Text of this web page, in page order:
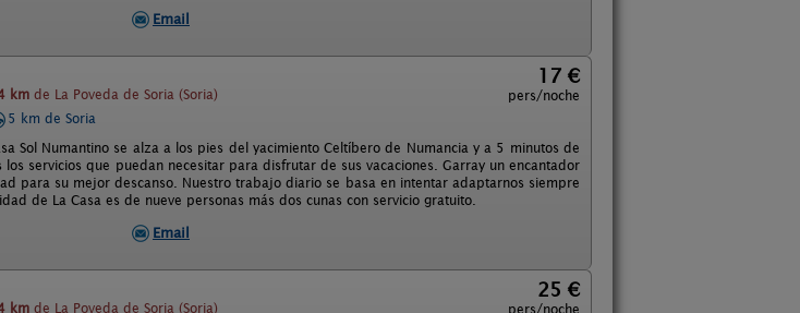
Email
km de La Poveda de Soria (Soria)
17 €
pers/noche
5 km de Soria
Sol Numantino se alza a los pies del yacimiento Celtíbero de Numancia y a 5 minutos de
los servicios que puedan necesitar para disfrutar de sus vacaciones. Garray un encantador
para su mejor descanso. Nuestro trabajo diario se basa en intentar adaptarnos siempre
de La Casa es de nueve personas más dos cunas con servicio gratuito.
Email
km de La Poveda de Soria (Soria)
25 €
pers/noche